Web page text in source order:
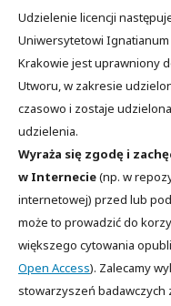
Udzielenie licencji
Uniwersytetowi
Krakowie jest uprawniony
Utworu, w zakresie
czasowo i zostaje
udzielenia.
Wyraża się zgodę i
w Internecie(np. w
internetowej) przed lub
może to prowadzić do
większego cytowania
Open Access). Zalecamy
stowarzyszeń badawczych